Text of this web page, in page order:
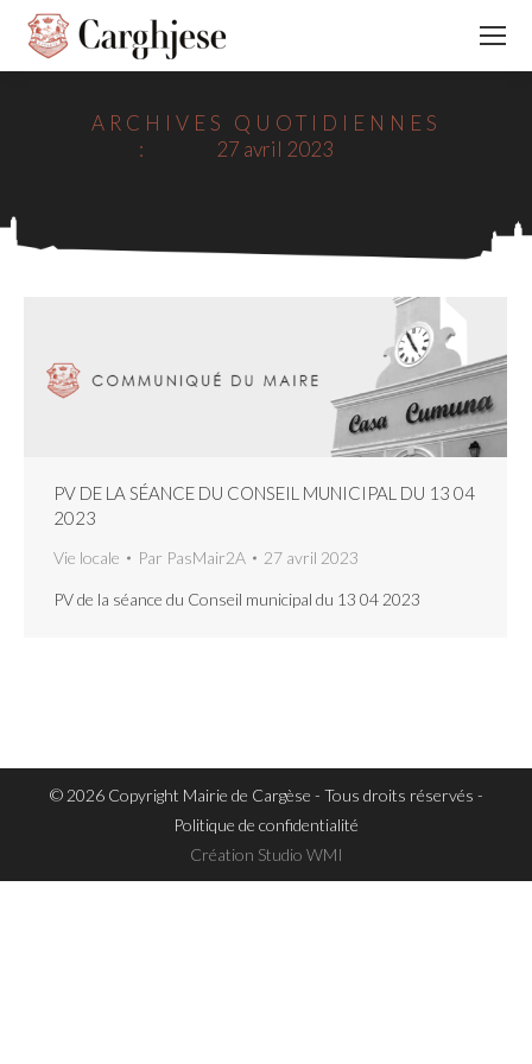
ARCHIVES QUOTIDIENNES
:
27 avril 2023
PV DE LA SÉANCE DU CONSEIL MUNICIPAL DU 13 04
2023
Vie locale Par PasMair2A 27 avril 2023
PV de la séance du Conseil municipal du 13 04 2023
© 2026 Copyright Mairie de Cargèse - Tous droits réservés -
Politique de confidentialité
Création Studio WMI